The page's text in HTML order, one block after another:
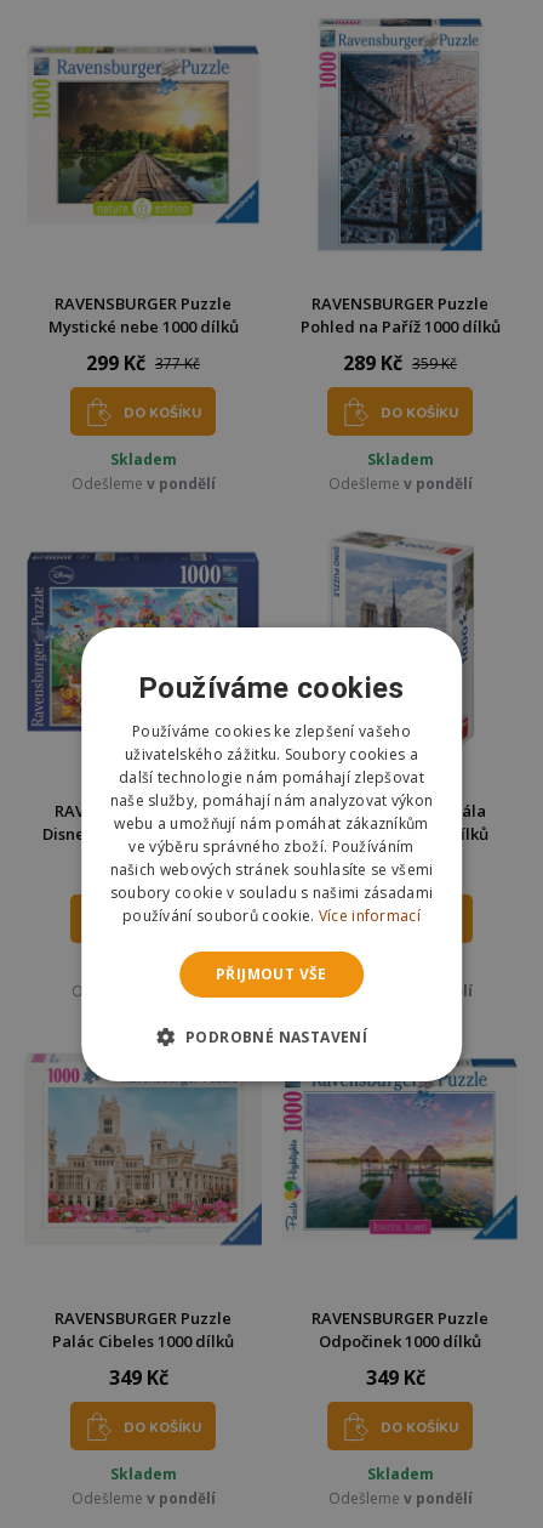
RAVENSBURGER Puzzle
Mystické nebe 1000 dílků
299 Kč 377 Kč
DO KOŠÍKU
Skladem
Odešleme v pondělí
RAVENSBURGER Puzzle
Pohled na Paříž 1000 dílků
289 Kč 359 Kč
DO KOŠÍKU
Skladem
Odešleme v pondělí
RAVENSBURGER Puzzle
Disney karneval 1000 dílků
289 Kč 359 Kč
DO KOŠÍKU
Odešleme
v pondělí
Dino Puzzle Katedrála
Notre-Dame 1000 dílků
253 Kč 350 Kč
DO KOŠÍKU
Odešleme
v pondělí
RAVENSBURGER Puzzle
Palác Cibeles 1000 dílků
349 Kč
DO KOŠÍKU
Skladem
Odešleme v pondělí
RAVENSBURGER Puzzle
Odpočinek 1000 dílků
349 Kč
DO KOŠÍKU
Skladem
Odešleme v pondělí
Používáme cookies
Používáme cookies ke zlepšení vašeho
uživatelského zážitku. Soubory cookies a
další technologie nám pomáhají zlepšovat
naše služby, pomáhají nám analyzovat výkon
webu a umožňují nám pomáhat zákazníkům
ve výběru správného zboží. Používáním
našich webových stránek souhlasíte se všemi
soubory cookie v souladu s našimi zásadami
používání souborů cookie. Více informací
PŘIJMOUT VŠE
PODROBNÉ NASTAVENÍ